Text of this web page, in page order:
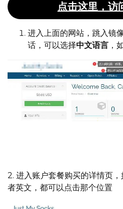
点击这里，访
进入上面的网站，跳入镜
话，可以选择中文语言 ，
2. 进入账户套餐购买的详情页
者英文，都可以点击那个位置